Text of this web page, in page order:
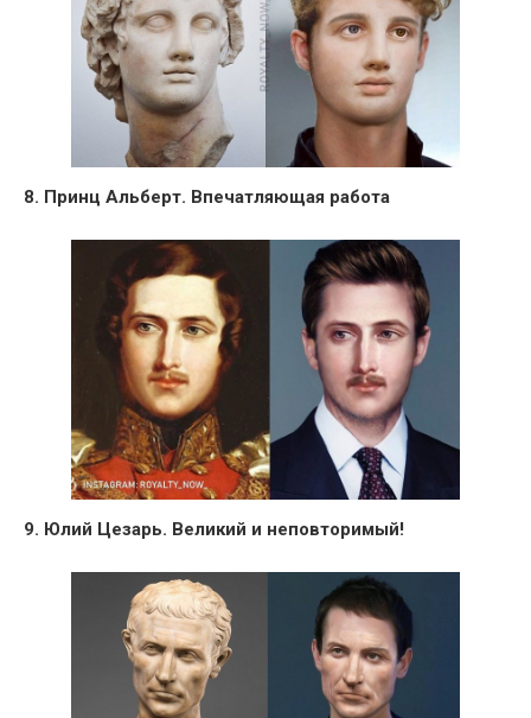
8. Принц Альберт. Впечатляющая работа
9. Юлий Цезарь. Великий и неповторимый!